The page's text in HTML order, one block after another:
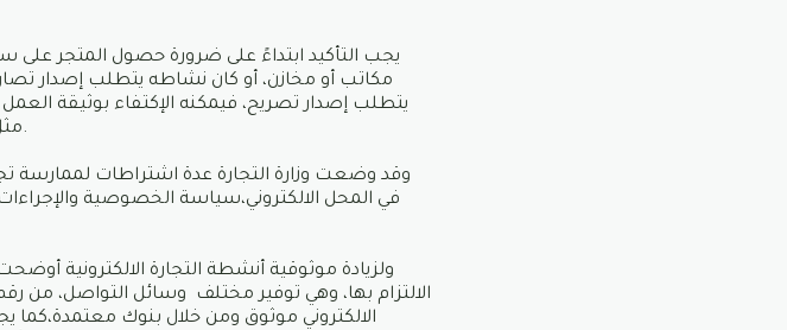
مكاتب أو مخازن، أو كان نشاطه يتطلب إصدار
يتطلب إصدار تصريح، فيمكنه الإكتفاء بوثيقة
مثل بيع مستحضرات التجميل أو بيع الأدوية على سبيل المثال.
وقد وضعت وزارة التجارة عدة اشتراطات لممارسة
في المحل الالكتروني،سياسة الخصوصية
ولزيادة موثوقية أنشطة التجارة الالكترونية أوضحت
الالتزام بها، وهي توفير مختلف وسائل التواصل، من
الالكتروني موثوق ومن خلال بنوك معتمدة،كما